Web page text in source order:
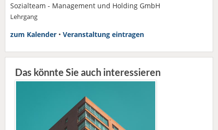
Sozialteam - Management und Holding GmbH
Lehrgang
zum Kalender • Veranstaltung eintragen
Das könnte Sie auch interessieren